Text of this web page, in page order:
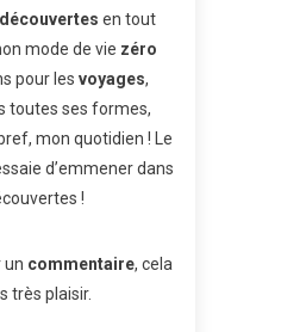
découvertes en tout
mode de vie zéro
pour les voyages,
toutes ses formes,
mon quotidien ! Le
d’emmener dans
!
un commentaire, cela
très plaisir.